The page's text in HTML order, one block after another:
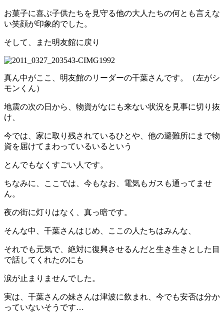
お菓子に喜ぶ子供たちを見守る他の大人たちの何とも言えな
い笑顔が印象的でした。
そして、また明友館に戻り
真ん中がここ、明友館のリーダーの千葉さんです。（左がシ
モンくん）
地震の次の日から、物資がなにも来ない状況を見事に切り抜
け、
今では、家に取り残されているひとや、他の避難所にまで物
資を届けてまわっているいるという
とんでもなくすごい人です。
ちなみに、ここでは、今もなお、電気もガスも通ってませ
ん。
夜の街に灯りはなく、真っ暗です。
そんな中、千葉さんはじめ、ここの人たちはみんな、
それでも元気で、絶対に復興させるんだと生き生きとした目
で話してくれたのにも
涙が止まりませんでした。
実は、千葉さんの妹さんは津波に飲まれ、今でも安否は分か
っていないそうです…